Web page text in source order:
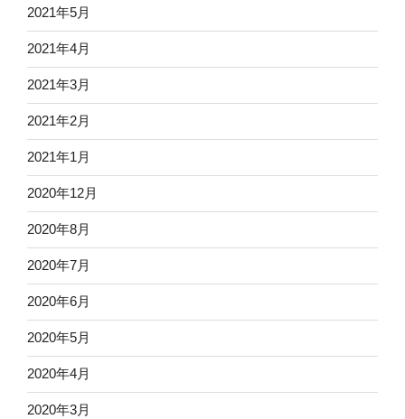
2021年5月
2021年4月
2021年3月
2021年2月
2021年1月
2020年12月
2020年8月
2020年7月
2020年6月
2020年5月
2020年4月
2020年3月